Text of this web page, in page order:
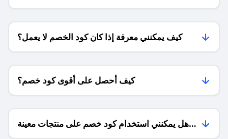
الشحن ؟
كيف يمكنني معرفة إذا كان كود الخصم لا يعمل؟
كيف أحصل على أقوى كود خصم؟
هل يمكنني استخدام كود خصم على منتجات معينة
فقط؟